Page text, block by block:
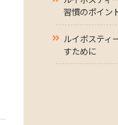
習慣のポイン
ルイボスティ
すために